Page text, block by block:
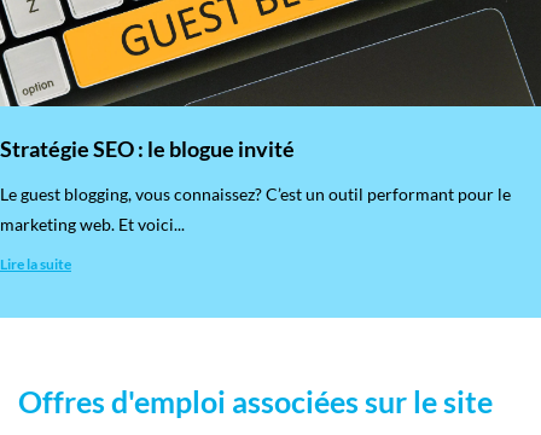
Stratégie SEO : le blogue invité
​Le guest blogging, vous connaissez? C’est un outil performant pour le
marketing web. Et voici...
Lire la suite
Offres d'emploi associées sur le site